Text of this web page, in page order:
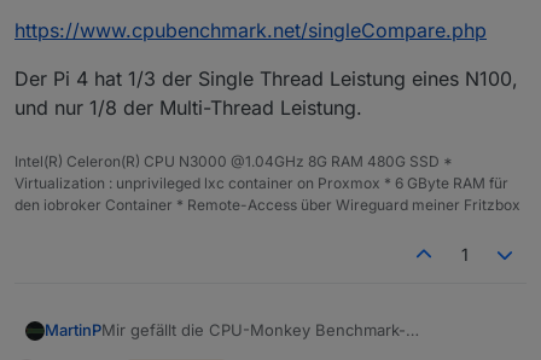
https://www.cpubenchmark.net/singleCompare.php
Der Pi 4 hat 1/3 der Single Thread Leistung eines N100,
und nur 1/8 der Multi-Thread Leistung.
Intel(R) Celeron(R) CPU N3000 @1.04GHz 8G RAM 480G SSD *
Virtualization : unprivileged lxc container on Proxmox * 6 GByte RAM für
den iobroker Container * Remote-Access über Wireguard meiner Fritzbox
1
MartinPMir gefällt die CPU-Monkey Benchmark-